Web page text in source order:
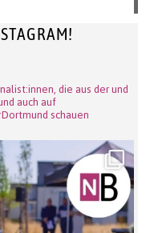
die aus der und
auch auf
schauen